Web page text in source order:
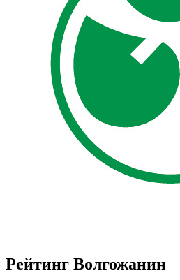
Рейтинг Волгожанин